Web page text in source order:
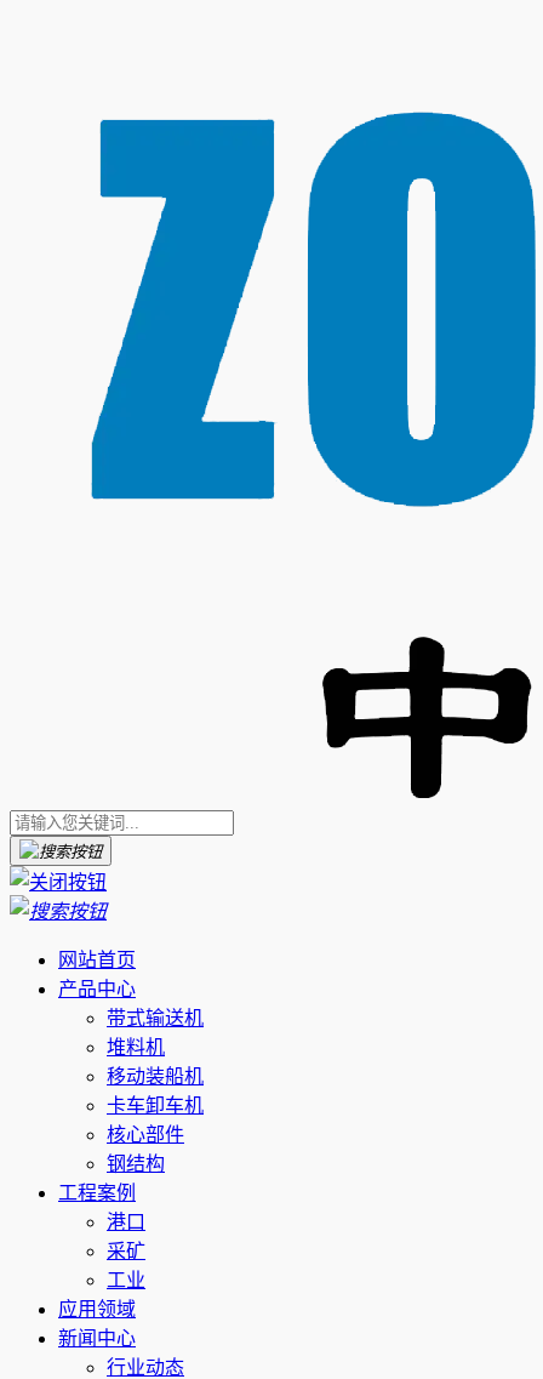
网站首页
产品中心
带式输送机
堆料机
移动装船机
卡车卸车机
核心部件
钢结构
工程案例
港口
采矿
工业
应用领域
新闻中心
行业动态